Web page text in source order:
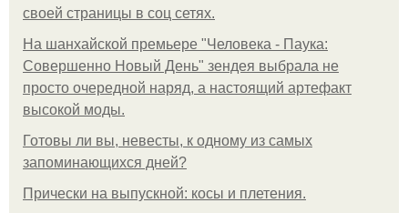
своей страницы в соц сетях.
На шанхайской премьере "Человека - Паука:
Совершенно Новый День" зендея выбрала не
просто очередной наряд, а настоящий артефакт
высокой моды.
Готовы ли вы, невесты, к одному из самых
запоминающихся дней?
Прически на выпускной: косы и плетения.